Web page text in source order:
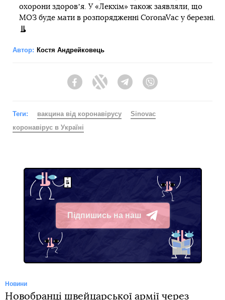
охорони здоровʼя. У «Лекхім» також заявляли, що
МОЗ буде мати в розпорядженні CoronaVac у березні.
Автор: Костя Андрейковець
FacebookTwitter Telegram
Теги: вакцина від коронавірусу
Sinovac
коронавірус в Україні
Підпишись на наш
Telegram
Новини
Новобранці швейцарської армії через